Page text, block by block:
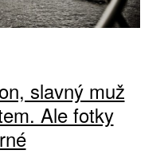
slavný muž
Ale fotky